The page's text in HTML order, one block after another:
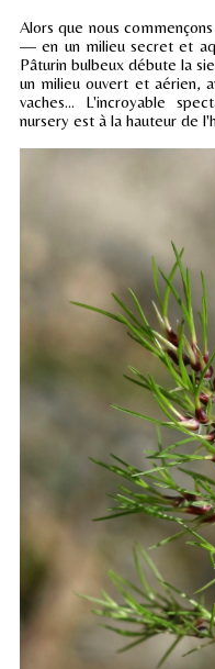
Alors que nous
— en un milieu secret et
Pâturin bulbeux débute la
un milieu ouvert et aérien,
vaches... L'incroyable
nursery est à la hauteur de